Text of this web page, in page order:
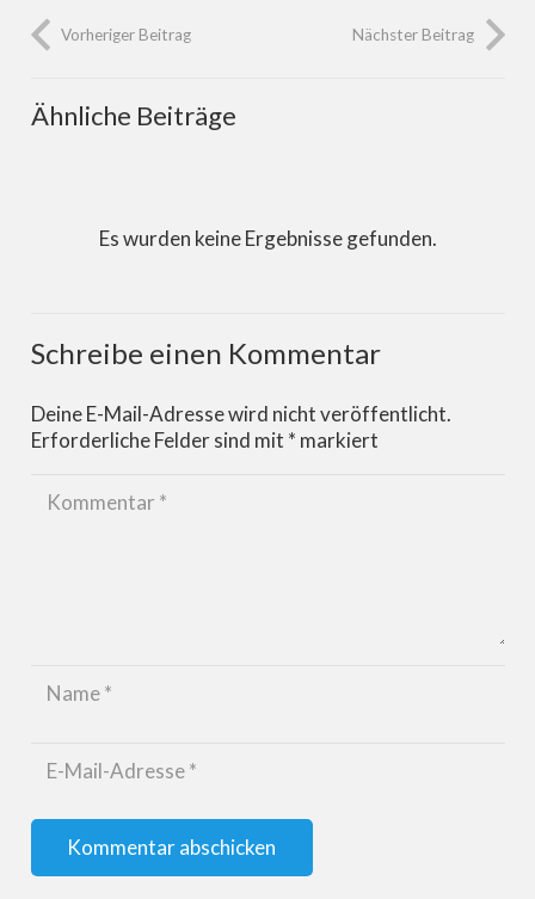
Vorheriger Beitrag Nächster Beitrag
Ähnliche Beiträge
Es wurden keine Ergebnisse gefunden.
Schreibe einen Kommentar
Deine E-Mail-Adresse wird nicht veröffentlicht.
Erforderliche Felder sind mit * markiert
Kommentar abschicken